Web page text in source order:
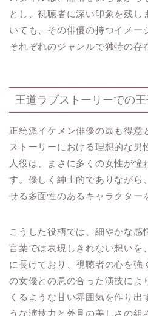
とし、視聴者に深い印象を残し
いても、その俳優の持つイメー
それぞれのジャンルで独特の存
王道ラブストーリーでの
正統派イケメン俳優の最も得意
ストーリーにおける理想的な男
人役は、まさに多くの女性が憧
す。優しく紳士的でありながら
せる多面性のあるキャラクター
こうした役柄では、細やかな感
言葉では表現しきれない想いを
に長けており、視聴者の心を強
の女優との息の合った演技によ
くるような甘い雰囲気を作り出
うな演技力と外見の美しさの組